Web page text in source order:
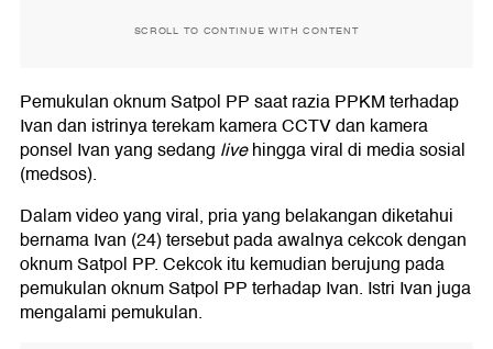
SCROLL TO CONTINUE WITH CONTENT
Pemukulan oknum Satpol PP saat razia PPKM terhadap
Ivan dan istrinya terekam kamera CCTV dan kamera
ponsel Ivan yang sedang livehingga viral di media sosial
(medsos).
Dalam video yang viral, pria yang belakangan diketahui
bernama Ivan (24) tersebut pada awalnya cekcok dengan
oknum Satpol PP. Cekcok itu kemudian berujung pada
pemukulan oknum Satpol PP terhadap Ivan. Istri Ivan juga
mengalami pemukulan.